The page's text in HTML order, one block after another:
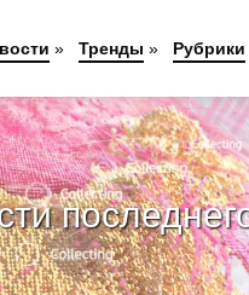
» Тренды » Рубрики